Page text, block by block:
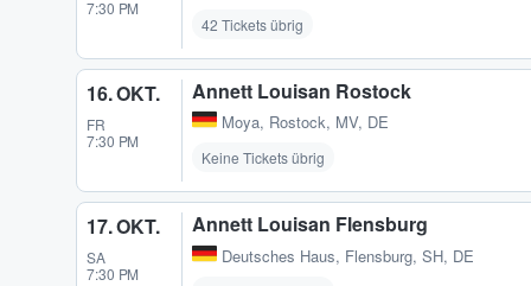
7:30 PM
42 Tickets übrig
16. OKT.
FR
7:30 PM
Annett Louisan Rostock
Moya, Rostock, MV, DE
Keine Tickets übrig
17. OKT.
SA
7:30 PM
Annett Louisan Flensburg
Deutsches Haus, Flensburg, SH, DE